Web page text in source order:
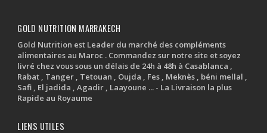
GOLD NUTRITION MARRAKECH
Gold Nutrition est Leader du marché des compléments
alimentaires au Maroc . Commandez sur notre site et soyez
livré chez vous sous un délais de 24h à 48h à Casablanca ,
Rabat , Tanger , Tetouan , Oujda , Fes , Meknès , béni mellal ,
Safi , El jadida , Agadir , Laayoune ... - La Livraison la plus
Rapide au Royaume
LIENS UTILES